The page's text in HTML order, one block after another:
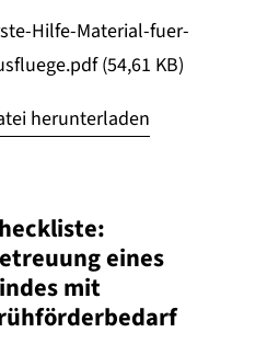
Hilfe-Material-fuer-
(54,61 KB)
herunterladen
eines
mit